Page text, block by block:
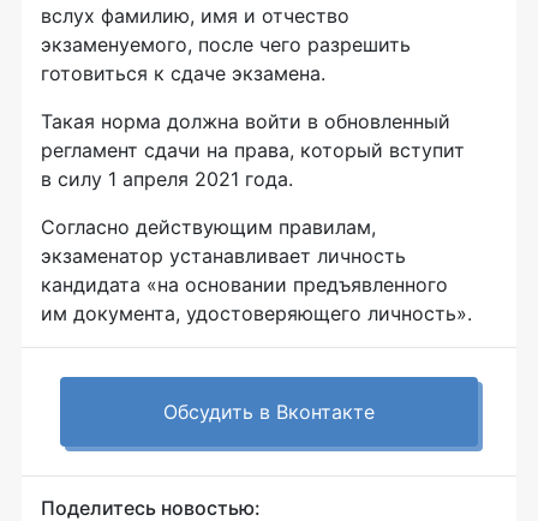
вслух фамилию, имя и отчество
экзаменуемого, после чего разрешить
готовиться к сдаче экзамена.
Такая норма должна войти в обновленный
регламент сдачи на права, который вступит
в силу 1 апреля 2021 года.
Согласно действующим правилам,
экзаменатор устанавливает личность
кандидата «на основании предъявленного
им документа, удостоверяющего личность».
Обсудить в Вконтакте
Поделитесь новостью: